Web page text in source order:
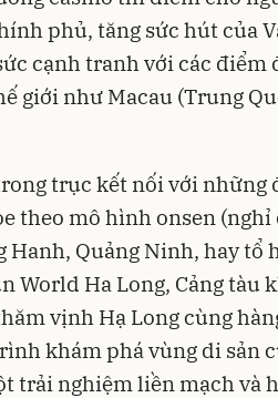
phủ, tăng sức hút của
cạnh tranh với các điểm
giới như Macau (Trung
trục kết nối với những
theo mô hình onsen
Hanh, Quảng Ninh, hay
World Ha Long, Cảng tàu
vịnh Hạ Long cùng
khám phá vùng di sản
trải nghiệm liền mạch và